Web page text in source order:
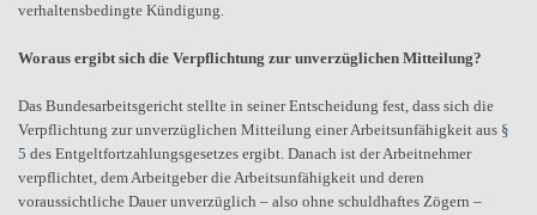
verhaltensbedingte Kündigung.
Woraus ergibt sich die Verpflichtung zur unverzüglichen Mitteilung?
Das Bundesarbeitsgericht stellte in seiner Entscheidung fest, dass sich die
Verpflichtung zur unverzüglichen Mitteilung einer Arbeitsunfähigkeit aus §
5 des Entgeltfortzahlungsgesetzes ergibt. Danach ist der Arbeitnehmer
verpflichtet, dem Arbeitgeber die Arbeitsunfähigkeit und deren
voraussichtliche Dauer unverzüglich – also ohne schuldhaftes Zögern –